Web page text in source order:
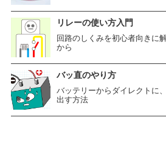
リレーの使い方入門
回路のしくみを初心者向きに
から
バッ直のやり方
バッテリーからダイレクトに
出す方法